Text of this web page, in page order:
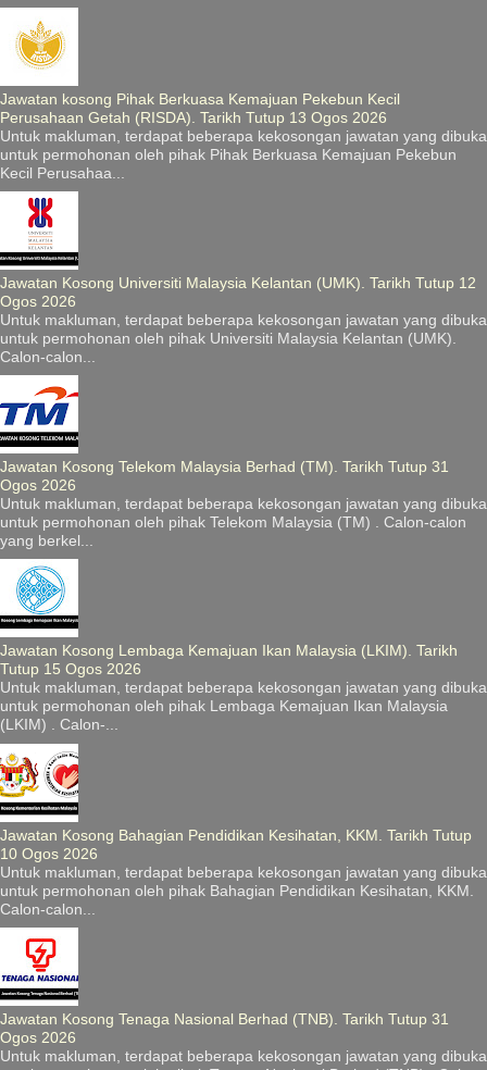
Jawatan kosong Pihak Berkuasa Kemajuan Pekebun Kecil
Perusahaan Getah (RISDA). Tarikh Tutup 13 Ogos 2026
Untuk makluman, terdapat beberapa kekosongan jawatan yang dibuka
untuk permohonan oleh pihak Pihak Berkuasa Kemajuan Pekebun
Kecil Perusahaa...
Jawatan Kosong Universiti Malaysia Kelantan (UMK). Tarikh Tutup 12
Ogos 2026
Untuk makluman, terdapat beberapa kekosongan jawatan yang dibuka
untuk permohonan oleh pihak Universiti Malaysia Kelantan (UMK).
Calon-calon...
Jawatan Kosong Telekom Malaysia Berhad (TM). Tarikh Tutup 31
Ogos 2026
Untuk makluman, terdapat beberapa kekosongan jawatan yang dibuka
untuk permohonan oleh pihak Telekom Malaysia (TM) . Calon-calon
yang berkel...
Jawatan Kosong Lembaga Kemajuan Ikan Malaysia (LKIM). Tarikh
Tutup 15 Ogos 2026
Untuk makluman, terdapat beberapa kekosongan jawatan yang dibuka
untuk permohonan oleh pihak Lembaga Kemajuan Ikan Malaysia
(LKIM) . Calon-...
Jawatan Kosong Bahagian Pendidikan Kesihatan, KKM. Tarikh Tutup
10 Ogos 2026
Untuk makluman, terdapat beberapa kekosongan jawatan yang dibuka
untuk permohonan oleh pihak Bahagian Pendidikan Kesihatan, KKM.
Calon-calon...
Jawatan Kosong Tenaga Nasional Berhad (TNB). Tarikh Tutup 31
Ogos 2026
Untuk makluman, terdapat beberapa kekosongan jawatan yang dibuka